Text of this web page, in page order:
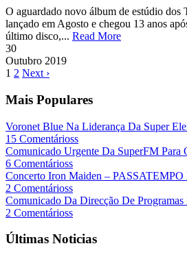
O aguardado novo álbum de estúdio dos
lançado em Agosto e chegou 13 anos
último disco,... Read More
30
Outubro 2019
1 2 Next ›
Mais Populares
Voronet Blue Na Liderança Da Super
15 Comentárioss
Comunicado Urgente Da SuperFM Para
6 Comentárioss
Concerto Iron Maiden –
2 Comentárioss
Comunicado Da Direcção De
2 Comentárioss
Últimas Noticias